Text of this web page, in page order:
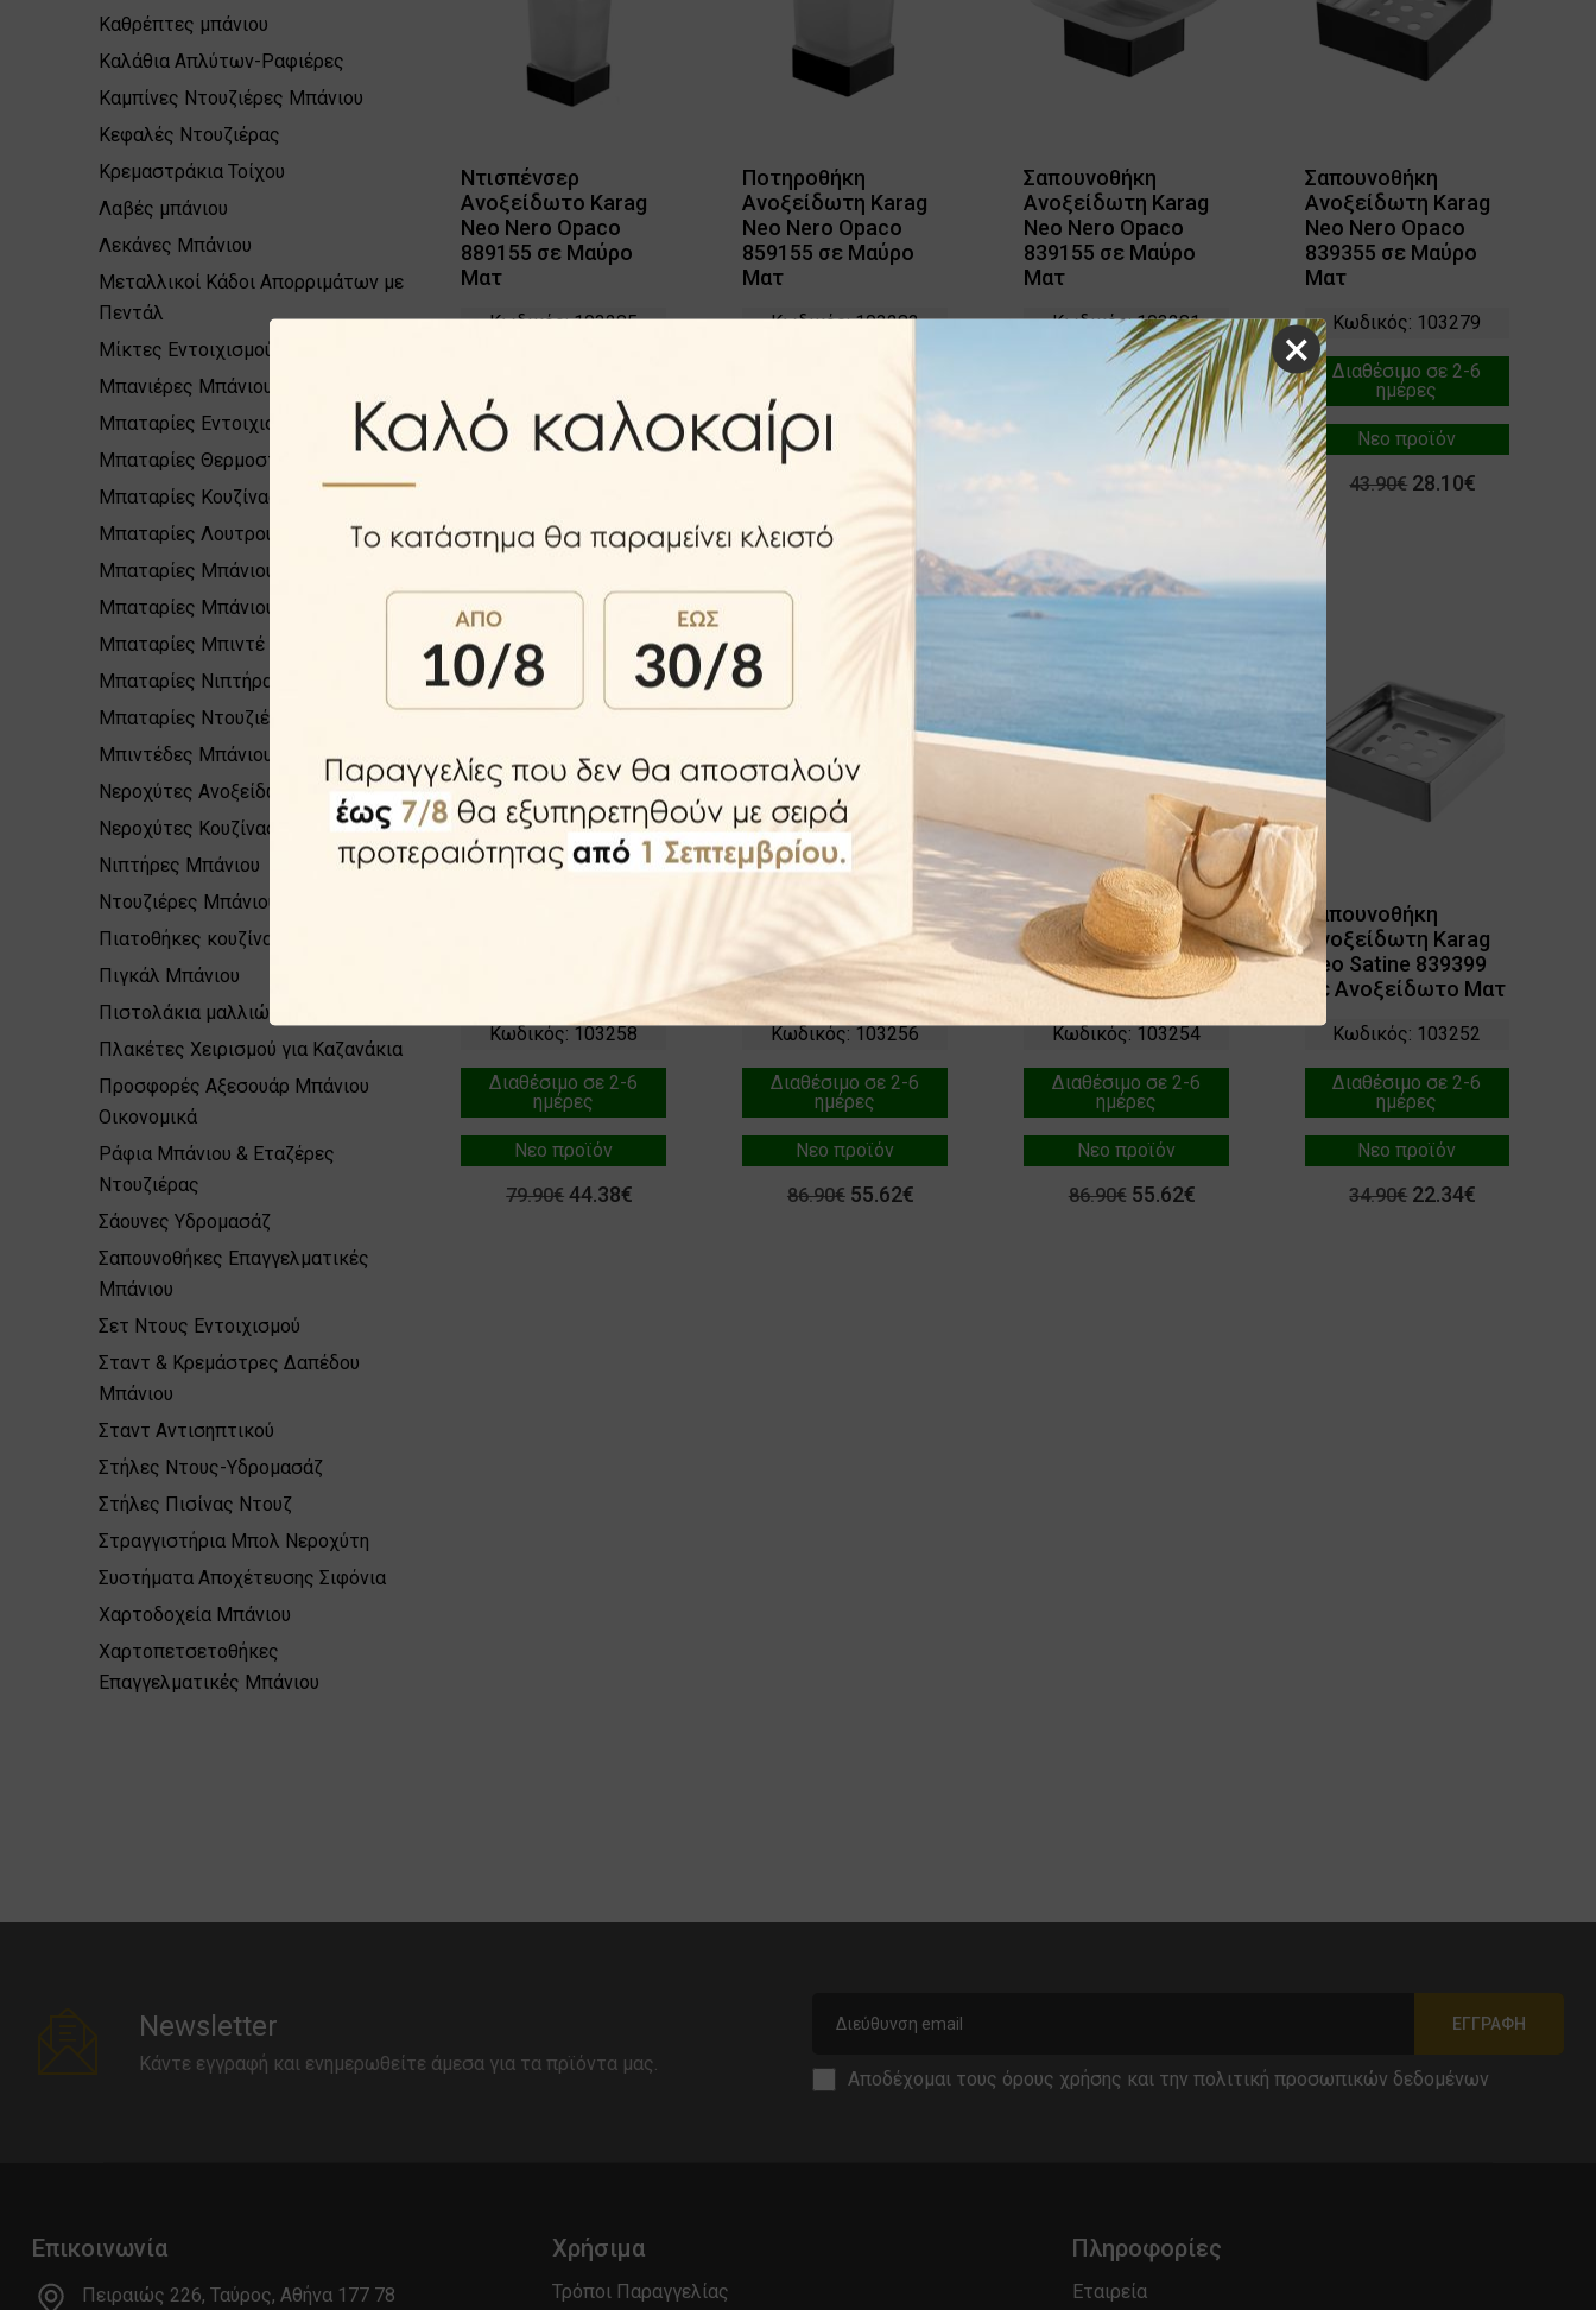
Καθρέπτες μπάνιου
Καλάθια Απλύτων-Ραφιέρες
Καμπίνες Ντουζιέρες Μπάνιου
Κεφαλές Ντουζιέρας
Κρεμαστράκια Τοίχου
Λαβές μπάνιου
Λεκάνες Μπάνιου
Μεταλλικοί Κάδοι Απορριμάτων με
Πεντάλ
Μίκτες Εντοιχισμού
Μπανιέρες Μπάνιου
Μπαταρίες Εντοιχισμένες
Μπαταρίες Θερμοστατικές
Μπαταρίες Κουζίνας
Μπαταρίες Λουτρού
Μπαταρίες Μπάνιου
Μπαταρίες Μπάνιου Προσφορές
Μπαταρίες Μπιντέ
Μπαταρίες Νιπτήρα
Μπαταρίες Ντουζιέρας
Μπιντέδες Μπάνιου
Νεροχύτες Ανοξείδωτοι Κουζίνας
Νεροχύτες Κουζίνας
Νιπτήρες Μπάνιου
Ντουζιέρες Μπάνιου
Πιατοθήκες κουζίνας
Πιγκάλ Μπάνιου
Πιστολάκια μαλλιών
Πλακέτες Χειρισμού για Καζανάκια
Προσφορές Αξεσουάρ Μπάνιου
Οικονομικά
Ράφια Μπάνιου & Εταζέρες
Ντουζιέρας
Σάουνες Υδρομασάζ
Σαπουνοθήκες Επαγγελματικές
Μπάνιου
Σετ Ντους Εντοιχισμού
Σταντ & Κρεμάστρες Δαπέδου
Μπάνιου
Σταντ Αντισηπτικού
Στήλες Ντους-Υδρομασάζ
Στήλες Πισίνας Ντουζ
Στραγγιστήρια Μπολ Νεροχύτη
Συστήματα Αποχέτευσης Σιφόνια
Χαρτοδοχεία Μπάνιου
Χαρτοπετσετοθήκες
Επαγγελματικές Μπάνιου
Ντισπένσερ
Ανοξείδωτο Karag
Neo Nero Opaco
889155 σε Μαύρο
Ματ
Κωδικός: 103285
Νεο προϊόν
Ποτηροθήκη
Ανοξείδωτη Karag
Neo Nero Opaco
859155 σε Μαύρο
Ματ
Κωδικός: 103283
Νεο προϊόν
54.98€
Σαπουνοθήκη
Ανοξείδωτη Karag
Neo Nero Opaco
839155 σε Μαύρο
Ματ
Κωδικός: 103281
Διαθέσιμο σε 2-6
ημέρες
Νεο προϊόν
Σαπουνοθήκη
Ανοξείδωτη Karag
Neo Nero Opaco
839355 σε Μαύρο
Ματ
Κωδικός: 103279
Διαθέσιμο σε 2-6
ημέρες
Νεο προϊόν
43.90€ 28.10€
Κωδικός: 103258
Διαθέσιμο σε 2-6
ημέρες
Νεο προϊόν
79.90€ 44.38€
Ποτηροθήκη
Ανοξείδωτη Karag
Neo Satine 859199
σε Ανοξείδωτο Ματ
Κωδικός: 103256
Διαθέσιμο σε 2-6
ημέρες
Νεο προϊόν
86.90€ 55.62€
Σαπουνοθήκη
Ανοξείδωτη Karag
Neo Satine 839199
σε Ανοξείδωτο Ματ
Κωδικός: 103254
Διαθέσιμο σε 2-6
ημέρες
Νεο προϊόν
86.90€ 55.62€
Σαπουνοθήκη
Ανοξείδωτη Karag
Neo Satine 839399
σε Ανοξείδωτο Ματ
Κωδικός: 103252
Διαθέσιμο σε 2-6
ημέρες
Νεο προϊόν
34.90€ 22.34€
Newsletter
Κάντε εγγραφή και ενημερωθείτε άμεσα για τα πρϊόντα μας.
ΕΓΓΡΑΦΉ
Αποδέχομαι τους όρους χρήσης και την πολιτική προσωπικών δεδομένων
Επικοινωνία
Πειραιώς 226, Ταύρος, Αθήνα 177 78
Χρήσιμα
Τρόποι Παραγγελίας
Πληροφορίες
Εταιρεία
×